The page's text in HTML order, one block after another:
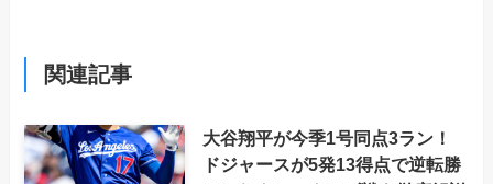
関連記事
大谷翔平が今季1号同点3ラン！
ドジャースが5発13得点で逆転勝